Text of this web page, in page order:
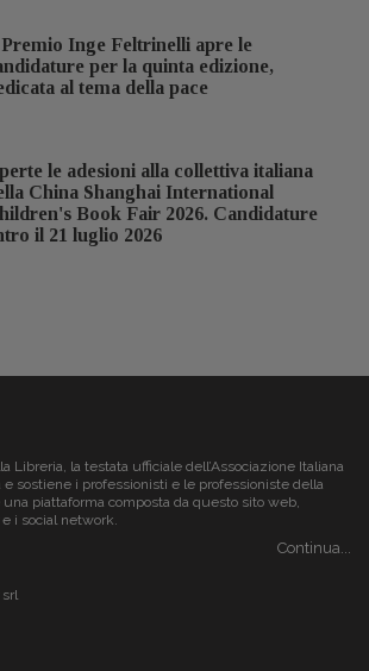
Inge Feltrinelli apre le
per la quinta edizione,
al tema della pace
le adesioni alla collettiva italiana
China Shanghai International
Book Fair 2026. Candidature
il 21 luglio 2026
Libreria, la testata ufficiale dell’Associazione Italiana
e sostiene i professionisti e le professioniste della
piattaforma composta da questo sito web,
i social network.
Continua...